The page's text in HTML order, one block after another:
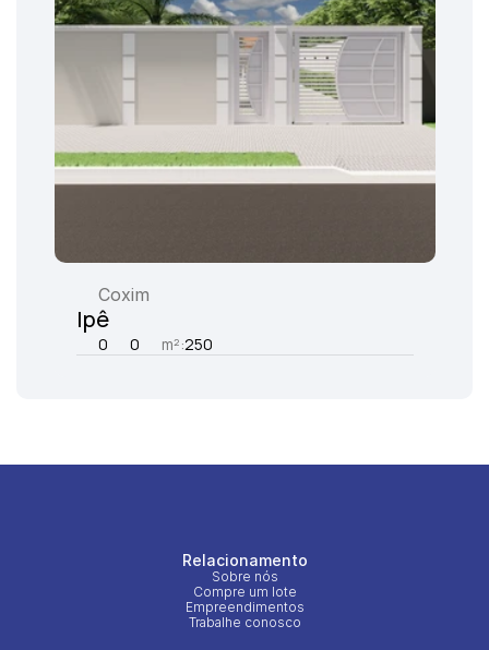
Coxim
Ipê
0 0 m²:250
Relacionamento
Sobre nós
Compre um lote
Empreendimentos
Trabalhe conosco